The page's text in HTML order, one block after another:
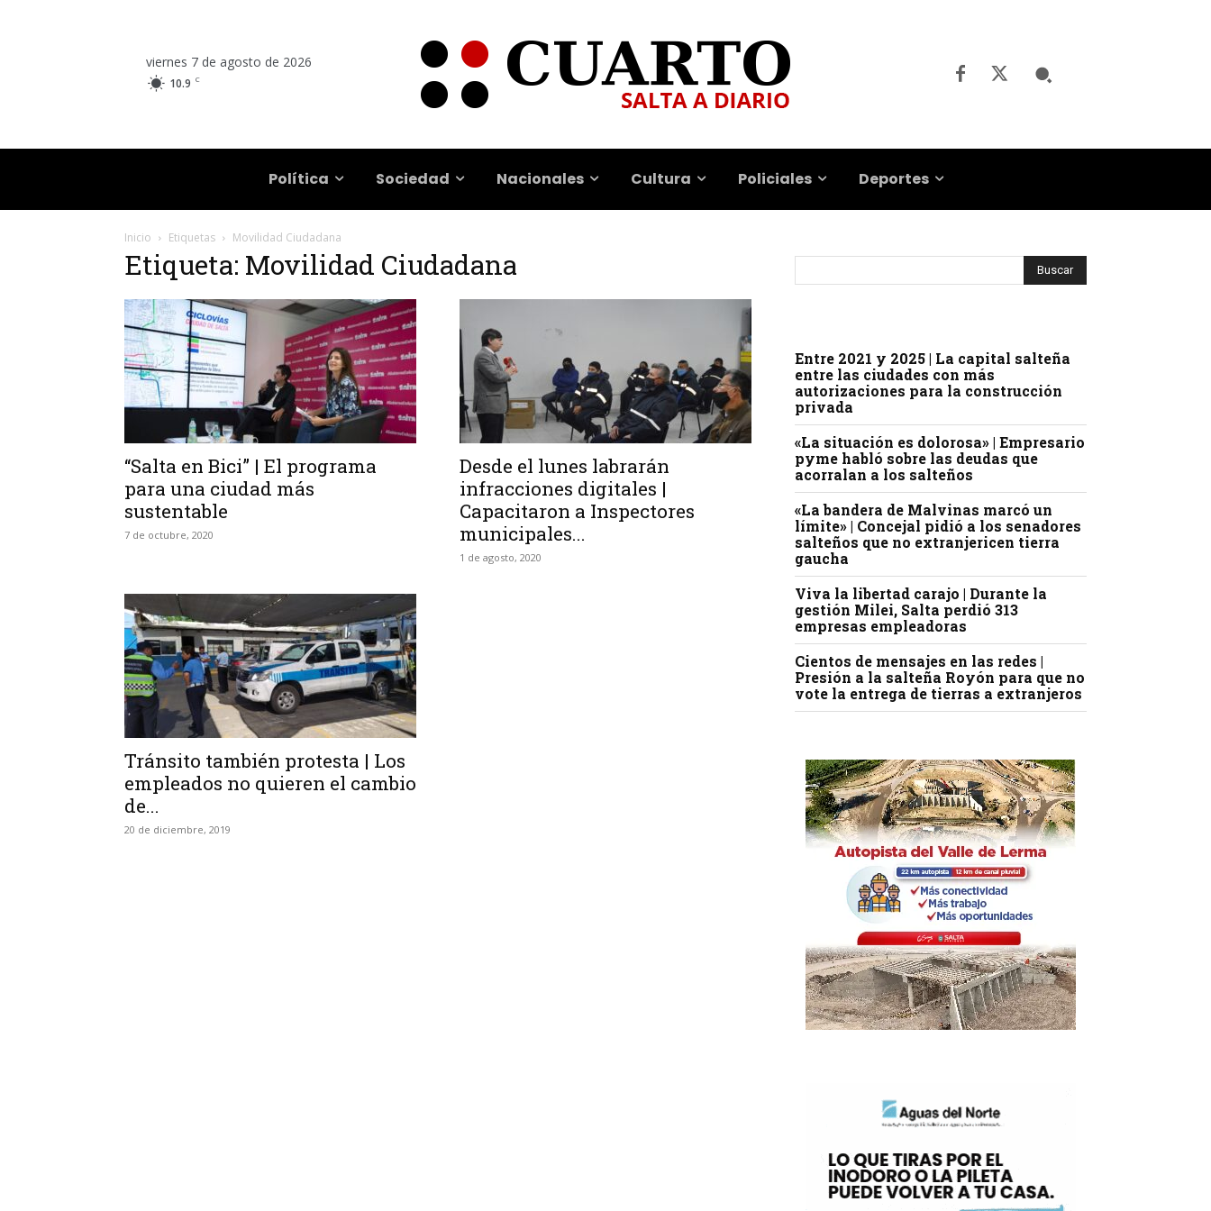
viernes 7 de agosto de 2026
10.9 C
Política Sociedad Nacionales Cultura Policiales Deportes
Inicio Etiquetas Movilidad Ciudadana
Etiqueta: Movilidad Ciudadana
“Salta en Bici” | El programa
para una ciudad más
sustentable
7 de octubre, 2020
Desde el lunes labrarán
infracciones digitales |
Capacitaron a Inspectores
municipales...
1 de agosto, 2020
Tránsito también protesta | Los
empleados no quieren el cambio
de...
20 de diciembre, 2019
Entre 2021 y 2025 | La capital salteña
entre las ciudades con más
autorizaciones para la construcción
privada
«La situación es dolorosa» | Empresario
pyme habló sobre las deudas que
acorralan a los salteños
«La bandera de Malvinas marcó un
límite» | Concejal pidió a los senadores
salteños que no extranjericen tierra
gaucha
Viva la libertad carajo | Durante la
gestión Milei, Salta perdió 313
empresas empleadoras
Cientos de mensajes en las redes |
Presión a la salteña Royón para que no
vote la entrega de tierras a extranjeros